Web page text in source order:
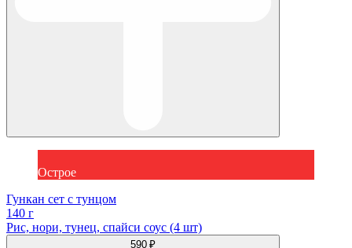
Острое
Гункан сет с тунцом
140 г
Рис, нори, тунец, спайси соус (4 шт)
590 ₽